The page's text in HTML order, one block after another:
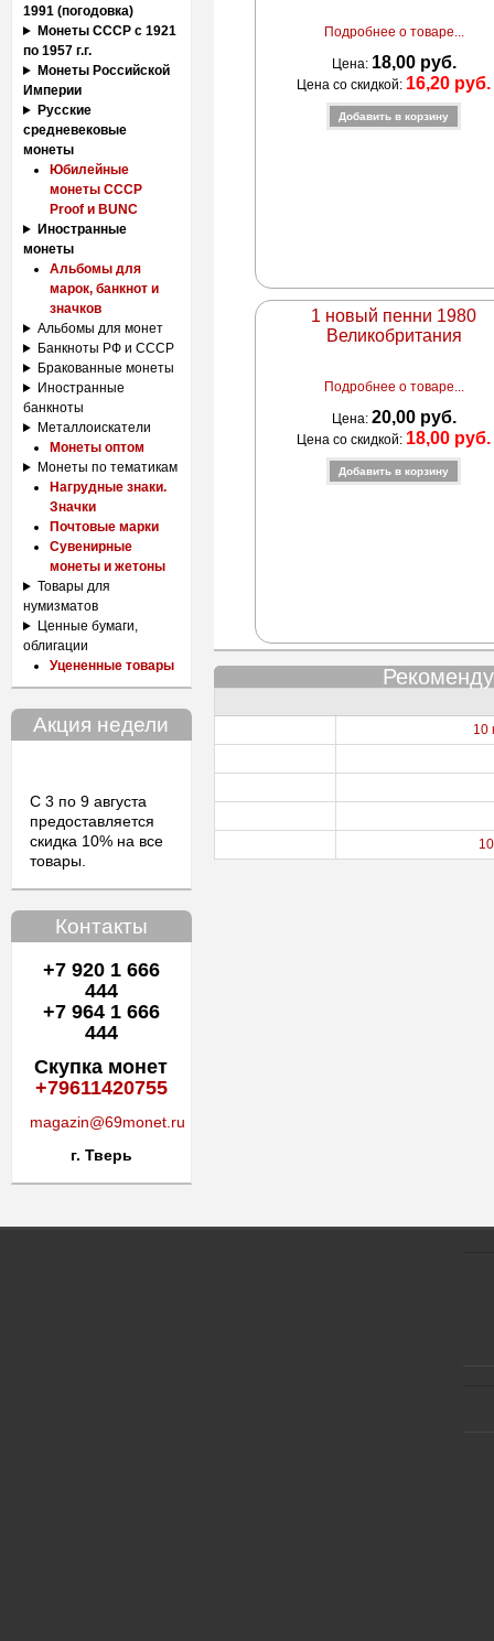
1991 (погодовка)
Монеты СССР с 1921
по 1957 г.г.
Монеты Российской
Империи
Русские
средневековые
монеты
Юбилейные
монеты СССР
Proof и BUNC
Иностранные
монеты
Альбомы для
марок, банкнот и
значков
Альбомы для монет
Банкноты РФ и СССР
Бракованные монеты
Иностранные
банкноты
Металлоискатели
Монеты оптом
Монеты по тематикам
Нагрудные знаки.
Значки
Почтовые марки
Сувенирные
монеты и жетоны
Товары для
нумизматов
Ценные бумаги,
облигации
Уцененные товары
Акция недели
С 3 по 9 августа
предоставляется
скидка 10% на все
товары.
Контакты
+7 920 1 666
444
+7 964 1 666
444
Скупка монет
+79611420755
magazin@69monet.ru
г. Тверь
Подробнее о товаре...
Цена: 18,00 руб.
Цена со скидкой: 16,20 руб.
1 новый пенни 1980
Великобритания
Подробнее о товаре...
Цена: 20,00 руб.
Цена со скидкой: 18,00 руб.
10